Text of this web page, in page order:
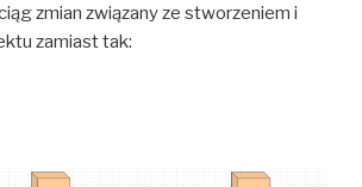
zmian związany ze stworzeniem i
zamiast tak: